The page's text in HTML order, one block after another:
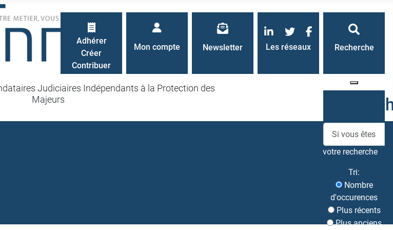
Judiciaires Indépendants à la Protection des
Majeurs
Recherche
votre recherche
Tri:
Nombre
d'occurences
Plus récents
Plus anciens
Les réseaux
LinkedInTwitterFacebook
Newsletter
Mon compte
Adhérer
Créer
Contribuer